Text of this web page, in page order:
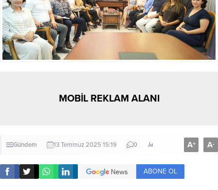
MOBİL REKLAM ALANI
Gündem 13 Temmuz 2025 15:19 0 A+ A-
ABONE OL